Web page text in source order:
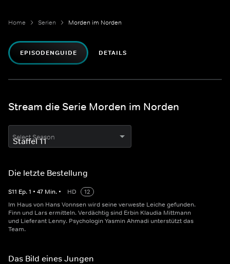
Home Serien Morden im Norden
EPISODENGUIDE DETAILS
Stream die Serie Morden im Norden
Select Season
Die letzte Bestellung
S11 Ep.1 • 47 Min. • HD
12
Im Haus von Hans Vonnsen wird seine verweste Leiche gefunden.
Finn und Lars ermitteln. Verdächtig sind Erbin Klaudia Mittmann
und Lieferant Lenny. Psychologin Yasmin Ahmadi unterstützt das
Team.
Das Bild eines Jungen